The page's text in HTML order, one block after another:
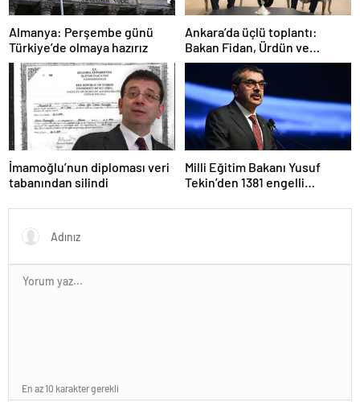
Almanya: Perşembe günü
Türkiye’de olmaya hazırız
Ankara’da üçlü toplantı:
Bakan Fidan, Ürdün ve
Suriyeli mevkidaşlarıyla
görüştü
İmamoğlu’nun diploması veri
tabanından silindi
Milli Eğitim Bakanı Yusuf
Tekin’den 1381 engelli
paylaşım
En az 10 karakter gerekli